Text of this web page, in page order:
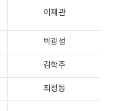
이재관
박광성
김학주
최정동